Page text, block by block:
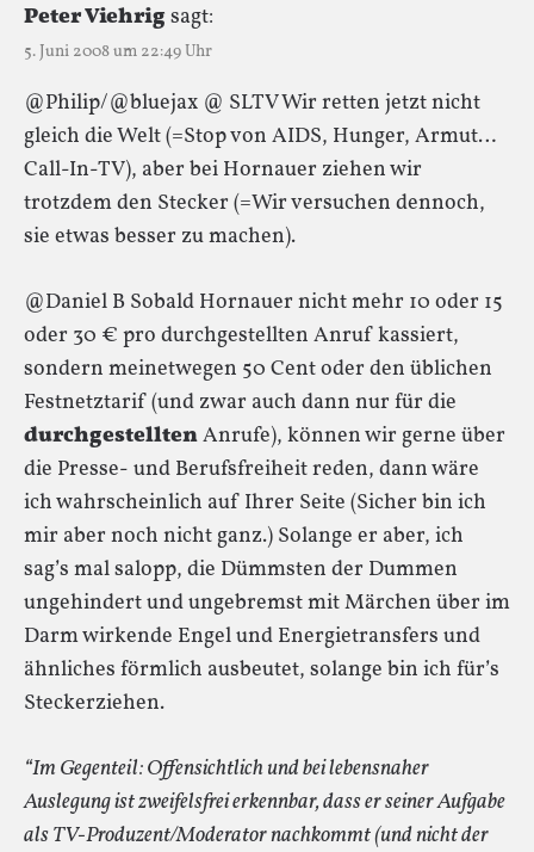
Peter Viehrigsagt:
5. Juni 2008 um 22:49 Uhr
@Philip/@bluejax @ SLTV Wir retten jetzt nicht
gleich die Welt (=Stop von AIDS, Hunger, Armut…
Call-In-TV), aber bei Hornauer ziehen wir
trotzdem den Stecker (=Wir versuchen dennoch,
sie etwas besser zu machen).
@Daniel B Sobald Hornauer nicht mehr 10 oder 15
oder 30 € pro durchgestellten Anruf kassiert,
sondern meinetwegen 50 Cent oder den üblichen
Festnetztarif (und zwar auch dann nur für die
durchgestelltenAnrufe), können wir gerne über
die Presse- und Berufsfreiheit reden, dann wäre
ich wahrscheinlich auf Ihrer Seite (Sicher bin ich
mir aber noch nicht ganz.) Solange er aber, ich
sag’s mal salopp, die Dümmsten der Dummen
ungehindert und ungebremst mit Märchen über im
Darm wirkende Engel und Energietransfers und
ähnliches förmlich ausbeutet, solange bin ich für’s
Steckerziehen.
“Im Gegenteil: Offensichtlich und bei lebensnaher
Auslegung ist zweifelsfrei erkennbar, dass er seiner Aufgabe
als TV-Produzent/Moderator nachkommt (und nicht der